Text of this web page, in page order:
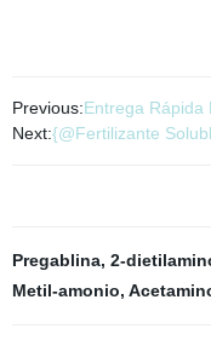
Previous:Entrega Rápida
Next:{@Fertilizante
Pregablina, 2-
Metil-amonio,